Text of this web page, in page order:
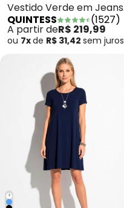
Vestido Verde em Jeans
Leve
QUINTESS (1527)
A partir deR$ 219,99
ou 7xde R$ 31,42 sem juros
+